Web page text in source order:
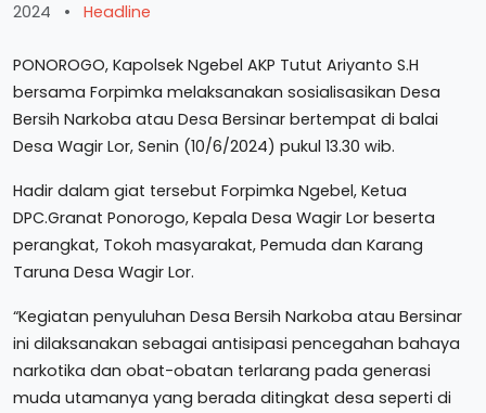
2024
• Headline
PONOROGO, Kapolsek Ngebel AKP Tutut Ariyanto S.H
bersama Forpimka melaksanakan sosialisasikan Desa
Bersih Narkoba atau Desa Bersinar bertempat di balai
Desa Wagir Lor, Senin (10/6/2024) pukul 13.30 wib.
Hadir dalam giat tersebut Forpimka Ngebel, Ketua
DPC.Granat Ponorogo, Kepala Desa Wagir Lor beserta
perangkat, Tokoh masyarakat, Pemuda dan Karang
Taruna Desa Wagir Lor.
“Kegiatan penyuluhan Desa Bersih Narkoba atau Bersinar
ini dilaksanakan sebagai antisipasi pencegahan bahaya
narkotika dan obat-obatan terlarang pada generasi
muda utamanya yang berada ditingkat desa seperti di